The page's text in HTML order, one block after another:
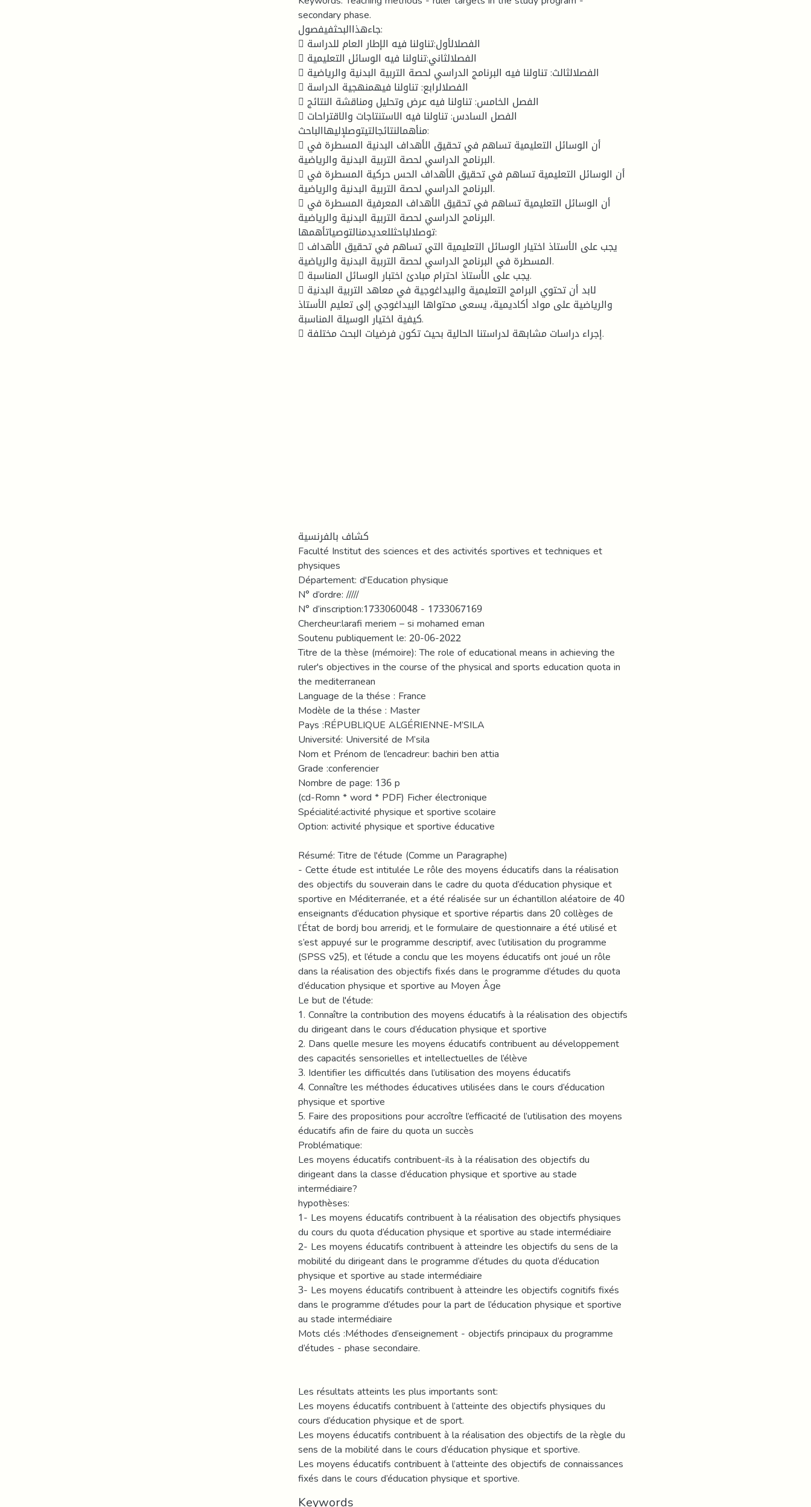
secondary phase.
جاءهذاالبحثفيفصول:
 الفصلالأول:تناولنا فيه الإطار العام للدراسة
 الفصلالثاني:تناولنا فيه الوسائل التعليمية
 الفصلالثالث: تناولنا فيه البرنامج الدراسي لحصة التربية البدنية والرياضية
 الفصلالرابع: تناولنا فيهمنهجية الدراسة
 الفصل الخامس: تناولنا فيه عرض وتحليل ومناقشة النتائج
 الفصل السادس: تناولنا فيه الاستنتاجات والاقتراحات
منأهمالنتائجالتيتوصلإليهاالباحث:
 أن الوسائل التعليمية تساهم في تحقيق الأهداف البدنية المسطرة في
البرنامج الدراسي لحصة التربية البدنية والرياضية.
 أن الوسائل التعليمية تساهم في تحقيق الأهداف الحس حركية المسطرة في
البرنامج الدراسي لحصة التربية البدنية والرياضية.
 أن الوسائل التعليمية تساهم في تحقيق الأهداف المعرفية المسطرة في
البرنامج الدراسي لحصة التربية البدنية والرياضية.
توصلالباحثللعديدمنالتوصياتأهمها:
 يجب على الأستاذ اختيار الوسائل التعليمية التي تساهم في تحقيق الأهداف
المسطرة في البرنامج الدراسي لحصة التربية البدنية والرياضية.
 يجب على الأستاذ احترام مبادئ اختبار الوسائل المناسبة.
 لابد أن تحتوي البرامج التعليمية والبيداغوجية في معاهد التربية البدنية
والرياضية على مواد أكاديمية، يسعى محتواها البيداغوجي إلى تعليم الأستاذ
كيفية اختيار الوسيلة المناسبة.
 إجراء دراسات مشابهة لدراستنا الحالية بحيث تكون فرضيات البحث مختلفة.
كشاف بالفرنسية
Faculté Institut des sciences et des activités sportives et techniques et
physiques
Département: d'Education physique
N° d’ordre: /////
N° d’inscription:1733060048 - 1733067169
Chercheur:larafi meriem – si mohamed eman
Soutenu publiquement le: 20-06-2022
Titre de la thèse (mémoire): The role of educational means in achieving the
ruler's objectives in the course of the physical and sports education quota in
the mediterranean
Language de la thése : France
Modèle de la thése : Master
Pays :RÉPUBLIQUE ALGÉRIENNE-M’SILA
Université: Université de M’sila
Nom et Prénom de l’encadreur: bachiri ben attia
Grade :conferencier
Nombre de page: 136 p
(cd-Romn * word * PDF) Ficher électronique
Spécialité:activité physique et sportive scolaire
Option: activité physique et sportive éducative
Résumé: Titre de l'étude (Comme un Paragraphe)
- Cette étude est intitulée Le rôle des moyens éducatifs dans la réalisation
des objectifs du souverain dans le cadre du quota d’éducation physique et
sportive en Méditerranée, et a été réalisée sur un échantillon aléatoire de 40
enseignants d’éducation physique et sportive répartis dans 20 collèges de
l’État de bordj bou arreridj, et le formulaire de questionnaire a été utilisé et
s’est appuyé sur le programme descriptif, avec l’utilisation du programme
(SPSS v25), et l’étude a conclu que les moyens éducatifs ont joué un rôle
dans la réalisation des objectifs fixés dans le programme d’études du quota
d’éducation physique et sportive au Moyen Âge
Le but de l'étude:
1. Connaître la contribution des moyens éducatifs à la réalisation des objectifs
du dirigeant dans le cours d’éducation physique et sportive
2. Dans quelle mesure les moyens éducatifs contribuent au développement
des capacités sensorielles et intellectuelles de l’élève
3. Identifier les difficultés dans l’utilisation des moyens éducatifs
4. Connaître les méthodes éducatives utilisées dans le cours d’éducation
physique et sportive
5. Faire des propositions pour accroître l’efficacité de l’utilisation des moyens
éducatifs afin de faire du quota un succès
Problématique:
Les moyens éducatifs contribuent-ils à la réalisation des objectifs du
dirigeant dans la classe d’éducation physique et sportive au stade
intermédiaire?
hypothèses:
1- Les moyens éducatifs contribuent à la réalisation des objectifs physiques
du cours du quota d’éducation physique et sportive au stade intermédiaire
2- Les moyens éducatifs contribuent à atteindre les objectifs du sens de la
mobilité du dirigeant dans le programme d’études du quota d’éducation
physique et sportive au stade intermédiaire
3- Les moyens éducatifs contribuent à atteindre les objectifs cognitifs fixés
dans le programme d’études pour la part de l’éducation physique et sportive
au stade intermédiaire
Mots clés :Méthodes d’enseignement - objectifs principaux du programme
d’études - phase secondaire.
Les résultats atteints les plus importants sont:
Les moyens éducatifs contribuent à l’atteinte des objectifs physiques du
cours d’éducation physique et de sport.
Les moyens éducatifs contribuent à la réalisation des objectifs de la règle du
sens de la mobilité dans le cours d’éducation physique et sportive.
Les moyens éducatifs contribuent à l’atteinte des objectifs de connaissances
fixés dans le cours d’éducation physique et sportive.
Keywords